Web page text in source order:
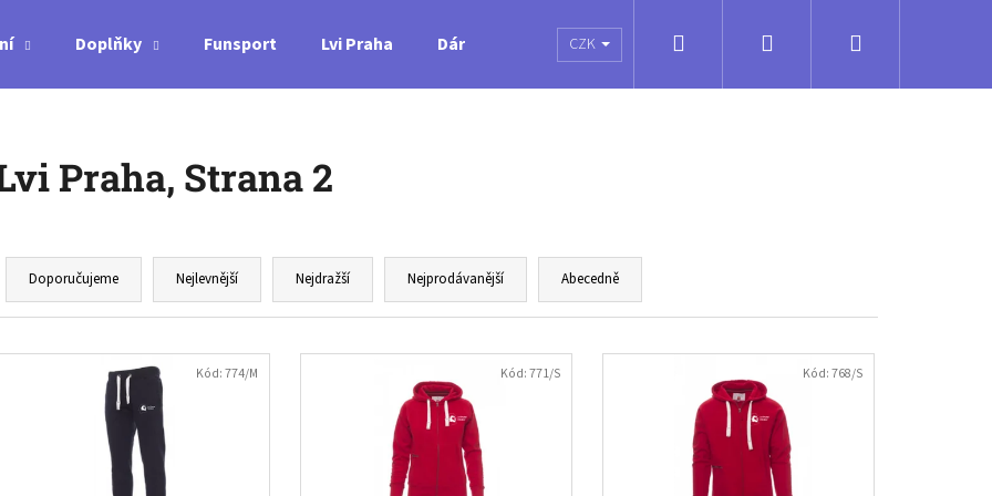
Doplňky Funsport Lvi Praha Dárkové poukazy Obchodní podmínky Kontakty
CZK Přihlášení
Praha, Strana 2
Ř
Doporučujeme Nejlevnější Nejdražší Nejprodávanější Abecedně
Kód:774/M Kód:771/S Kód:768/S
Doporučujeme
MIZUNO WAVE MOMENTUM PRO - PONOŽKY MIZUNO VOLLEY SOCKS MEDIUM -